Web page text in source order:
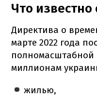
Что известно
Директива о
марте 2022 года
полномасштабной
миллионам
жилью,